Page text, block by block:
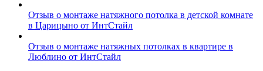
Отзыв о монтаже натяжного потолка в детской комнате
в Царицыно от ИнтСтайл
Отзыв о монтаже натяжных потолках в квартире в
Люблино от ИнтСтайл